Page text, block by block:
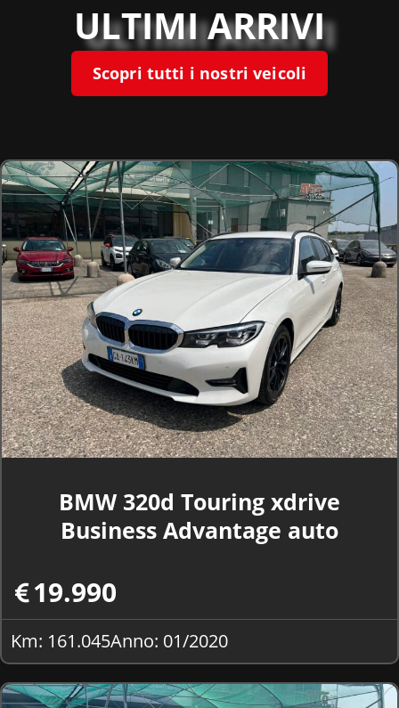
ULTIMI ARRIVI
Scopri tutti i nostri veicoli
BMW 320d Touring xdrive
Business Advantage auto
19.990
Km: 161.045Anno: 01/2020